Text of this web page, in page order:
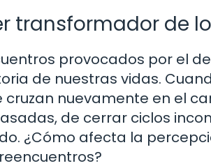
transformador de
provocados por el
de nuestras vidas.
cruzan nuevamente en el
de cerrar ciclos
¿Cómo afecta la